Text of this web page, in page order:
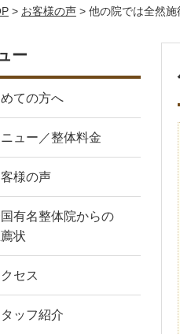
> お客様の声> 他の院では全然施
ー
ての方へ
ニュー／整体料金
様の声
有名整体院からの
状
セス
ッフ紹介